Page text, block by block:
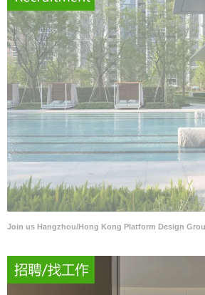
Join us Hangzhou/Hong Kong Platform Design